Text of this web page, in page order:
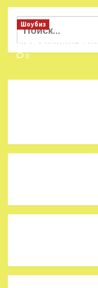
Найти:
Шоубиз
Мошенники
0